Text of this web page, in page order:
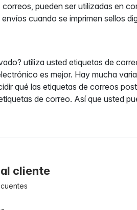
pueden ser utilizadas en
cuando se imprimen sellos
utiliza usted etiquetas de
es mejor. Hay mucha
qué las etiquetas de correos
de correo. Así que usted
cliente